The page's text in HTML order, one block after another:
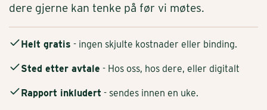
dere gjerne kan tenke på før vi møtes.
Helt gratis - ingen skjulte kostnader eller binding.
Sted etter avtale - Hos oss, hos dere, eller digitalt
Rapport inkludert - sendes innen en uke.